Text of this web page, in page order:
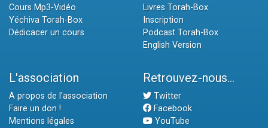
Cours Mp3-Vidéo
Yéchiva Torah-Box
Dédicacer un cours
Livres Torah-Box
Inscription
Podcast Torah-Box
English Version
L'association
A propos de l'association
Faire un don !
Mentions légales
Retrouvez-nous...
Twitter
Facebook
YouTube